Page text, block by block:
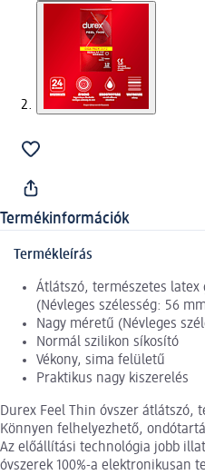
Termékinformációk
Termékleírás
Átlátszó, természetes latex
(Névleges szélesség: 56
Nagy méretű (Névleges
Normál szilikon síkosító
Vékony, sima felületű
Praktikus nagy kiszerelés
Durex Feel Thin óvszer átlátszó,
Könnyen felhelyezhető,
Az előállítási technológia jobb
óvszerek 100%-a elektronikusan